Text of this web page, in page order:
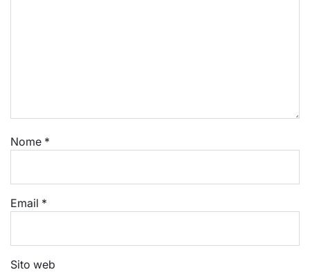
Nome *
Email *
Sito web